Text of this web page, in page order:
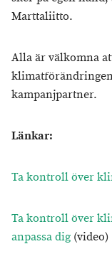
Marttaliitto.
Alla är välkomna
kampanjpartner.
Länkar:
Ta kontroll över
Ta kontroll över
anpassa dig (video)